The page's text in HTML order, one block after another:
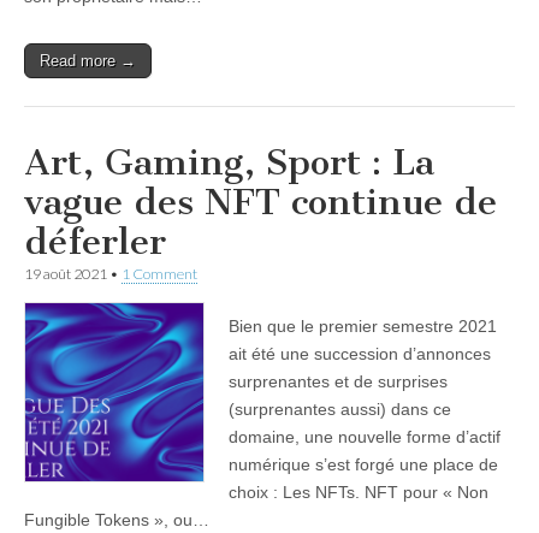
Read more →
Art, Gaming, Sport : La
vague des NFT continue de
déferler
19 août 2021 • 1 Comment
Bien que le premier semestre 2021
ait été une succession d’annonces
surprenantes et de surprises
(surprenantes aussi) dans ce
domaine, une nouvelle forme d’actif
numérique s’est forgé une place de
choix : Les NFTs. NFT pour « Non
Fungible Tokens », ou…